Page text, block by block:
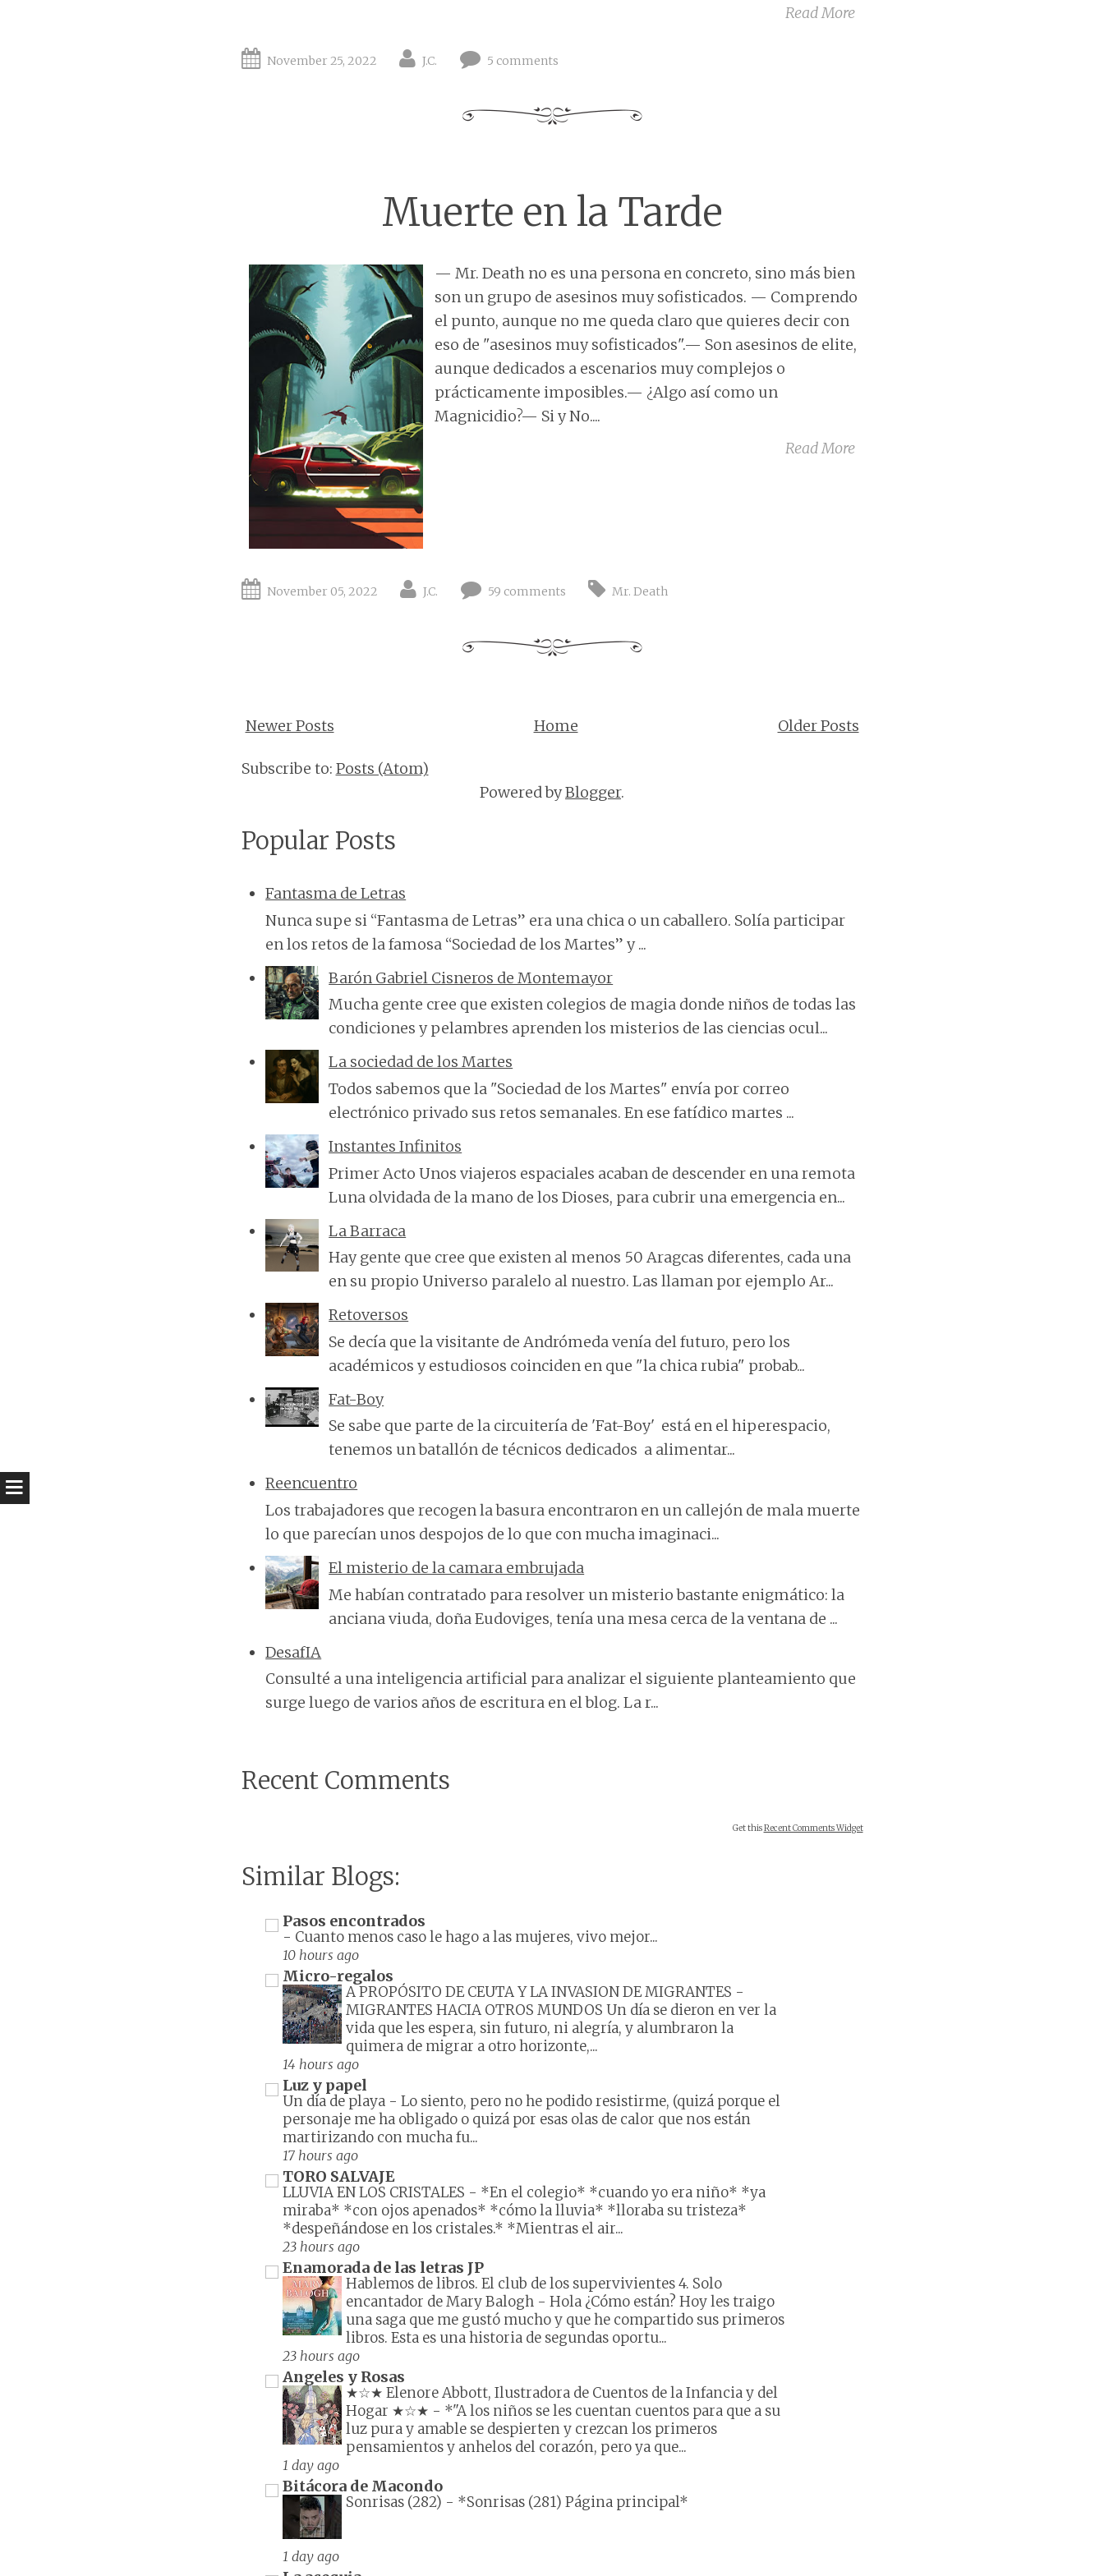
Read More
November 25, 2022 J.C. 5 comments
Muerte en la Tarde
— Mr. Death no es una persona en concreto, sino más bien
son un grupo de asesinos muy sofisticados. — Comprendo
el punto, aunque no me queda claro que quieres decir con
eso de "asesinos muy sofisticados".— Son asesinos de elite,
aunque dedicados a escenarios muy complejos o
prácticamente imposibles.— ¿Algo así como un
Magnicidio?— Si y No....
Read More
November 05, 2022 J.C. 59 comments Mr. Death
Newer Posts Older Posts
Home
Subscribe to: Posts (Atom)
Powered byBlogger.
Popular Posts
Fantasma de Letras
Nunca supe si “Fantasma de Letras” era una chica o un caballero. Solía participar
en los retos de la famosa “Sociedad de los Martes” y ...
Barón Gabriel Cisneros de Montemayor
Mucha gente cree que existen colegios de magia donde niños de todas las
condiciones y pelambres aprenden los misterios de las ciencias ocul...
La sociedad de los Martes
Todos sabemos que la "Sociedad de los Martes" envía por correo
electrónico privado sus retos semanales. En ese fatídico martes ...
Instantes Infinitos
Primer Acto Unos viajeros espaciales acaban de descender en una remota
Luna olvidada de la mano de los Dioses, para cubrir una emergencia en...
La Barraca
Hay gente que cree que existen al menos 50 Aragcas diferentes, cada una
en su propio Universo paralelo al nuestro. Las llaman por ejemplo Ar...
Retoversos
Se decía que la visitante de Andrómeda venía del futuro, pero los
académicos y estudiosos coinciden en que "la chica rubia" probab...
Fat-Boy
Se sabe que parte de la circuitería de 'Fat-Boy' está en el hiperespacio,
tenemos un batallón de técnicos dedicados a alimentar...
Reencuentro
Los trabajadores que recogen la basura encontraron en un callejón de mala muerte
lo que parecían unos despojos de lo que con mucha imaginaci...
El misterio de la camara embrujada
Me habían contratado para resolver un misterio bastante enigmático: la
anciana viuda, doña Eudoviges, tenía una mesa cerca de la ventana de ...
DesafIA
Consulté a una inteligencia artificial para analizar el siguiente planteamiento que
surge luego de varios años de escritura en el blog. La r...
Recent Comments
Get thisRecent Comments Widget
Similar Blogs:
Pasos encontrados
- Cuanto menos caso le hago a las mujeres, vivo mejor...
10 hours ago
Micro-regalos
A PROPÓSITO DE CEUTA Y LA INVASION DE MIGRANTES -
MIGRANTES HACIA OTROS MUNDOS Un día se dieron en ver la
vida que les espera, sin futuro, ni alegría, y alumbraron la
quimera de migrar a otro horizonte,...
14 hours ago
Luz y papel
Un día de playa -Lo siento, pero no he podido resistirme, (quizá porque el
personaje me ha obligado o quizá por esas olas de calor que nos están
martirizando con mucha fu...
17 hours ago
TORO SALVAJE
LLUVIA EN LOS CRISTALES - *En el colegio* *cuando yo era niño* *ya
miraba* *con ojos apenados* *cómo la lluvia* *lloraba su tristeza*
*despeñándose en los cristales.* *Mientras el air...
23 hours ago
Enamorada de las letras JP
Hablemos de libros. El club de los supervivientes 4. Solo
encantador de Mary Balogh -Hola ¿Cómo están? Hoy les traigo
una saga que me gustó mucho y que he compartido sus primeros
libros. Esta es una historia de segundas oportu...
23 hours ago
Angeles y Rosas
★☆★ Elenore Abbott, Ilustradora de Cuentos de la Infancia y del
Hogar ★☆★ - *"A los niños se les cuentan cuentos para que a su
luz pura y amable se despierten y crezcan los primeros
pensamientos y anhelos del corazón, pero ya que...
1 day ago
Bitácora de Macondo
Sonrisas (282) - *Sonrisas (281) Página principal*
1 day ago